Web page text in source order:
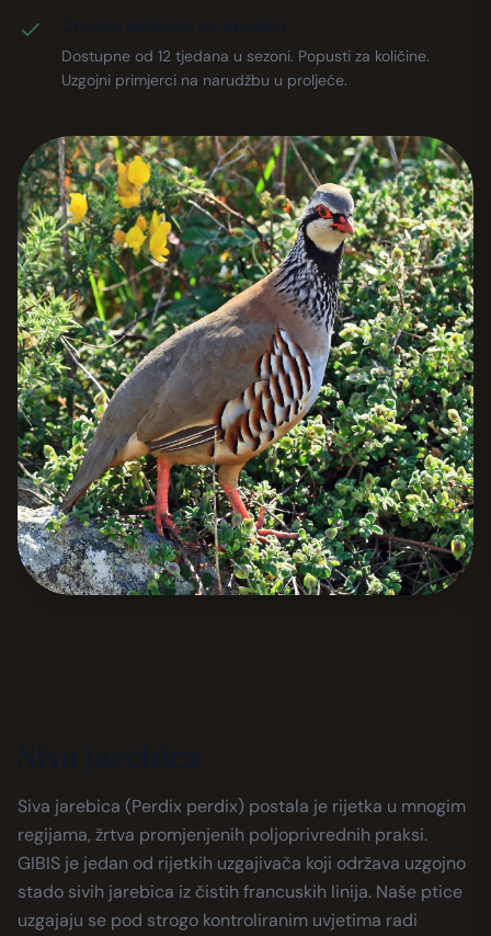
Dostupne od 12 tjedana u sezoni. Popusti za količine.
Uzgojni primjerci na narudžbu u proljeće.
Siva jarebica (Perdix perdix) postala je rijetka u mnogim
regijama, žrtva promjenjenih poljoprivrednih praksi.
GIBIS je jedan od rijetkih uzgajivača koji održava uzgojno
stado sivih jarebica iz čistih francuskih linija. Naše ptice
uzgajaju se pod strogo kontroliranim uvjetima radi